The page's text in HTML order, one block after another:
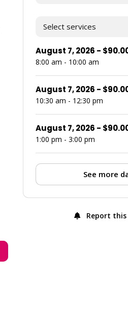
Select services
August 7, 2026 - $
8:00 am - 10:00 am
August 7, 2026 - $
10:30 am - 12:30 pm
August 7, 2026 - $
1:00 pm - 3:00 pm
See more
Report